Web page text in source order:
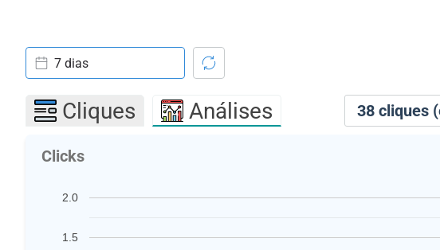
38 cliques
7 dias
Cliques Análises
Clicks
1.5
2.0